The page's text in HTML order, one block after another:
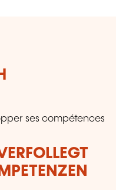
ses compétences